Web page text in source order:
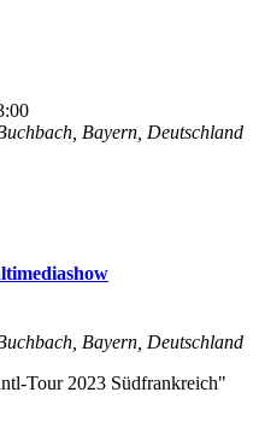
Bayern, Deutschland
Bayern, Deutschland
Tour 2023 Südfrankreich"